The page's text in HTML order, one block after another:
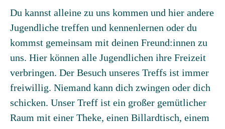
Du kannst alleine zu uns kommen und hier andere
Jugendliche treffen und kennenlernen oder du
kommst gemeinsam mit deinen Freund:innen zu
uns. Hier können alle Jugendlichen ihre Freizeit
verbringen. Der Besuch unseres Treffs ist immer
freiwillig. Niemand kann dich zwingen oder dich
schicken. Unser Treff ist ein großer gemütlicher
Raum mit einer Theke, einen Billardtisch, einem